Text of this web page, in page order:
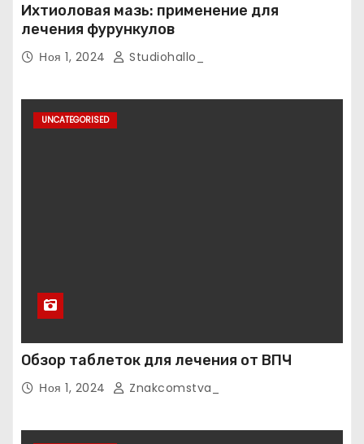
Ихтиоловая мазь: применение для
лечения фурункулов
Ноя 1, 2024 Studiohallo_
UNCATEGORISED
Обзор таблеток для лечения от ВПЧ
Ноя 1, 2024 Znakcomstva_